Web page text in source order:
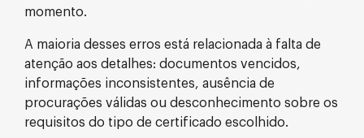
momento.
A maioria desses erros está relacionada à falta de
atenção aos detalhes: documentos vencidos,
informações inconsistentes, ausência de
procurações válidas ou desconhecimento sobre os
requisitos do tipo de certificado escolhido.